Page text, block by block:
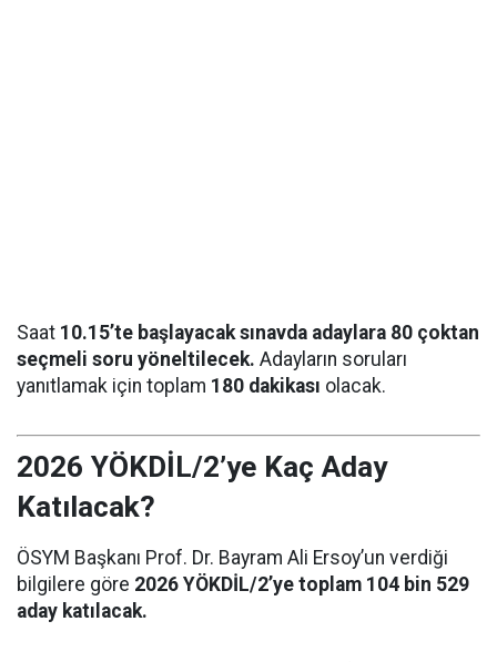
Saat 10.15’te başlayacak sınavda adaylara 80 çoktan
seçmeli soru yöneltilecek. Adayların soruları
yanıtlamak için toplam 180 dakikası olacak.
2026 YÖKDİL/2’ye Kaç Aday
Katılacak?
ÖSYM Başkanı Prof. Dr. Bayram Ali Ersoy’un verdiği
bilgilere göre 2026 YÖKDİL/2’ye toplam 104 bin 529
aday katılacak.